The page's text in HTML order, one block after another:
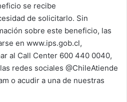
se recibe
de solicitarlo. Sin
sobre este beneficio, las
en www.ips.gob.cl,
al Call Center 600 440 0040,
redes sociales @ChileAtiende
o acudir a una de nuestras